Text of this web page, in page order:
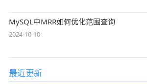
MySQL中MRR如何优化范围查询
2024-10-10
最近更新